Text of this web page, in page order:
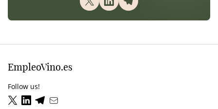
EmpleoVino.es
Follow us!